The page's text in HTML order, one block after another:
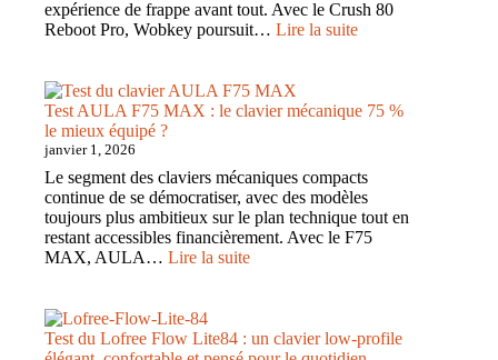
qui
vise
Magic
Keyboard
expérience de frappe avant tout. Avec le Crush 80
Reboot Pro, Wobkey poursuit… Lire la suite:
80
:
le
clavier
mécanique
à
Test AULA F75 MAX : le clavier mécanique 75 %
le mieux équipé ?
janvier 1, 2026
Le segment des claviers mécaniques compacts
continue de se démocratiser, avec des modèles
toujours plus ambitieux sur le plan technique tout en
restant accessibles financièrement. Avec le F75
MAX, AULA… Lire la suite:
MAX
:
Test du Lofree Flow Lite84 : un clavier low-profile